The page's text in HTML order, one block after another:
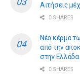
Αιτήσεις
0 SHARES
Νέο κέρμα
από την
στην Ελλάδα
0 SHARES